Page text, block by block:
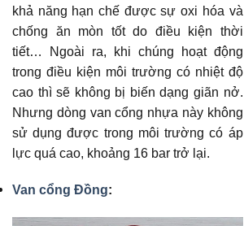
khả năng hạn chế được sự oxi hóa và
chống ăn mòn tốt do điều kiện thời
tiết… Ngoài ra, khi chúng hoạt động
trong điều kiện môi trường có nhiệt độ
cao thì sẽ không bị biến dạng giãn nở.
Nhưng dòng van cổng nhựa này không
sử dụng được trong môi trường có áp
lực quá cao, khoảng 16 bar trở lại.
Van cổng Đồng: